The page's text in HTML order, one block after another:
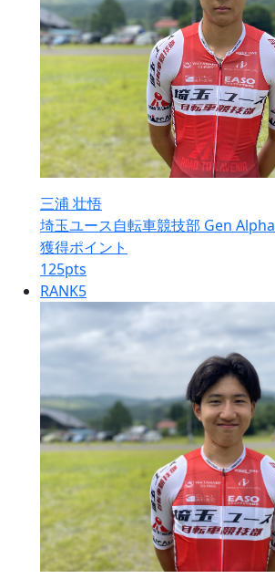
三浦 壮悟
埼玉ユース自転車競技部 Gen Alpha
獲得ポイント
125pts
RANK5